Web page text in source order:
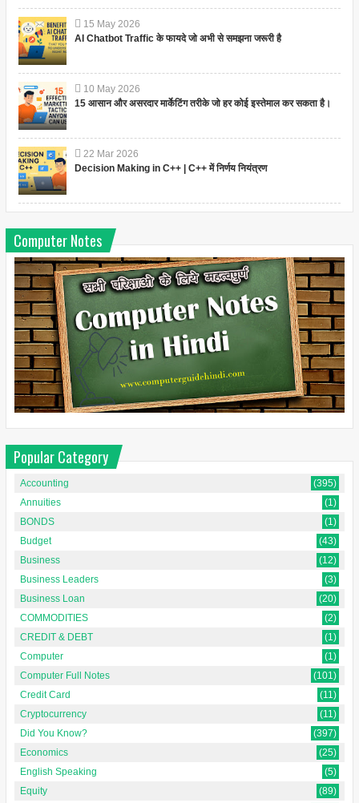
15 May 2026
AI Chatbot Traffic के फायदे जो अभी से समझना जरूरी है
10 May 2026
15 आसान और असरदार मार्केटिंग तरीके जो हर कोई इस्तेमाल कर सकता है।
22 Mar 2026
Decision Making in C++ | C++ में निर्णय नियंत्रण
Computer Notes
Popular Category
Accounting
(395)
Annuities
(1)
BONDS
(1)
Budget
(43)
Business
(12)
Business Leaders
(3)
Business Loan
(20)
COMMODITIES
(2)
CREDIT & DEBT
(1)
Computer
(1)
Computer Full Notes
(101)
Credit Card
(11)
Cryptocurrency
(11)
Did You Know?
(397)
Economics
(25)
English Speaking
(5)
Equity
(89)